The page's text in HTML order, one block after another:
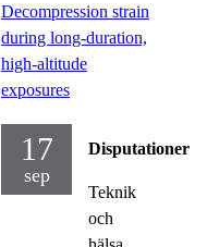
Decompression strain
during long-duration,
high-altitude
exposures
17
sep
Disputationer
Teknik
och